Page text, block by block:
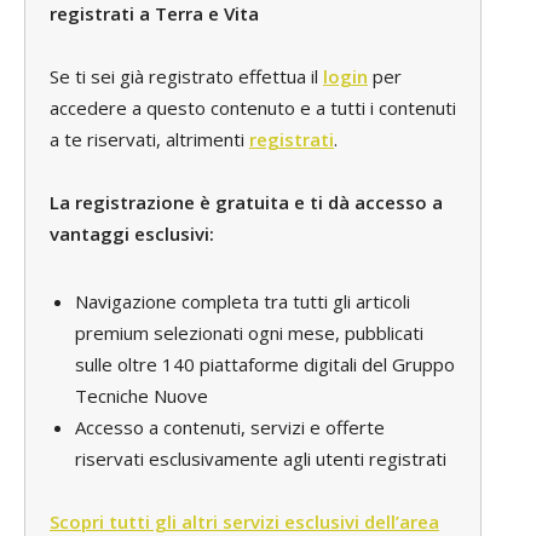
registrati a Terra e Vita
Se ti sei già registrato effettua il login per
accedere a questo contenuto e a tutti i contenuti
a te riservati, altrimenti registrati.
La registrazione è gratuita e ti dà accesso a
vantaggi esclusivi:
Navigazione completa tra tutti gli articoli
premium selezionati ogni mese, pubblicati
sulle oltre 140 piattaforme digitali del Gruppo
Tecniche Nuove
Accesso a contenuti, servizi e offerte
riservati esclusivamente agli utenti registrati
Scopri tutti gli altri servizi esclusivi dell’area